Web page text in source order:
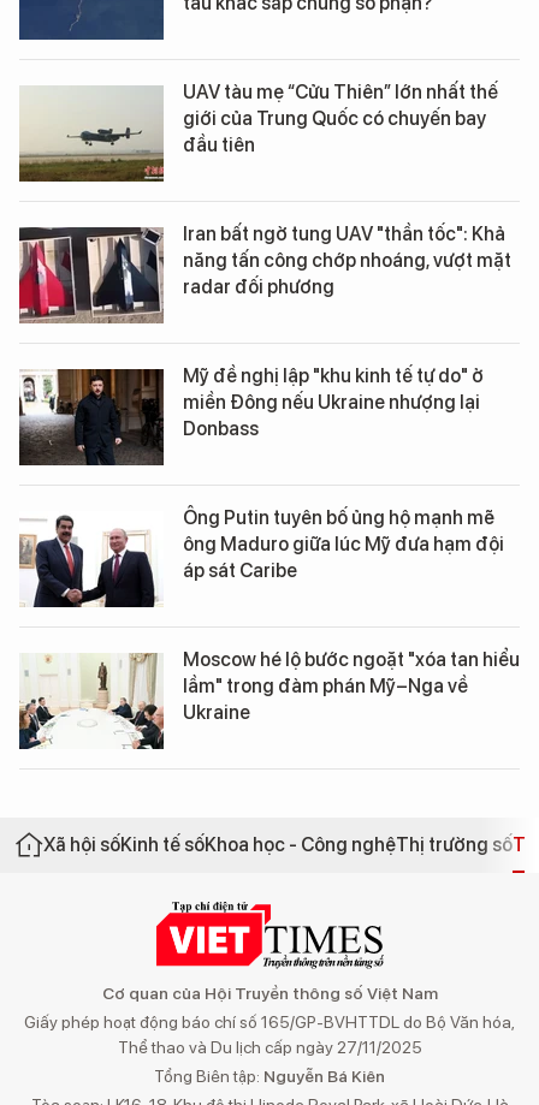
UAV tàu mẹ “Cửu Thiên” lớn nhất thế
giới của Trung Quốc có chuyến bay
đầu tiên
Iran bất ngờ tung UAV "thần tốc": Khả
năng tấn công chớp nhoáng, vượt mặt
radar đối phương
Mỹ đề nghị lập "khu kinh tế tự do" ở
miền Đông nếu Ukraine nhượng lại
Donbass
Ông Putin tuyên bố ủng hộ mạnh mẽ
ông Maduro giữa lúc Mỹ đưa hạm đội
áp sát Caribe
Moscow hé lộ bước ngoặt "xóa tan hiểu
lầm" trong đàm phán Mỹ–Nga về
Ukraine
Xã hội sốKinh tế sốKhoa học - Công nghệThị trường số
Cơ quan của Hội Truyền thông số Việt Nam
Giấy phép hoạt động báo chí số 165/GP-BVHTTDL do Bộ Văn hóa,
Thể thao và Du lịch cấp ngày 27/11/2025
Tổng Biên tập: Nguyễn Bá Kiên